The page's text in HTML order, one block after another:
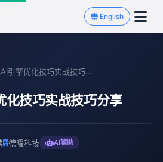
English
2026年AI引擎优化技巧实战技巧分享
技巧实战技巧分享
德曜科技 AI辅助